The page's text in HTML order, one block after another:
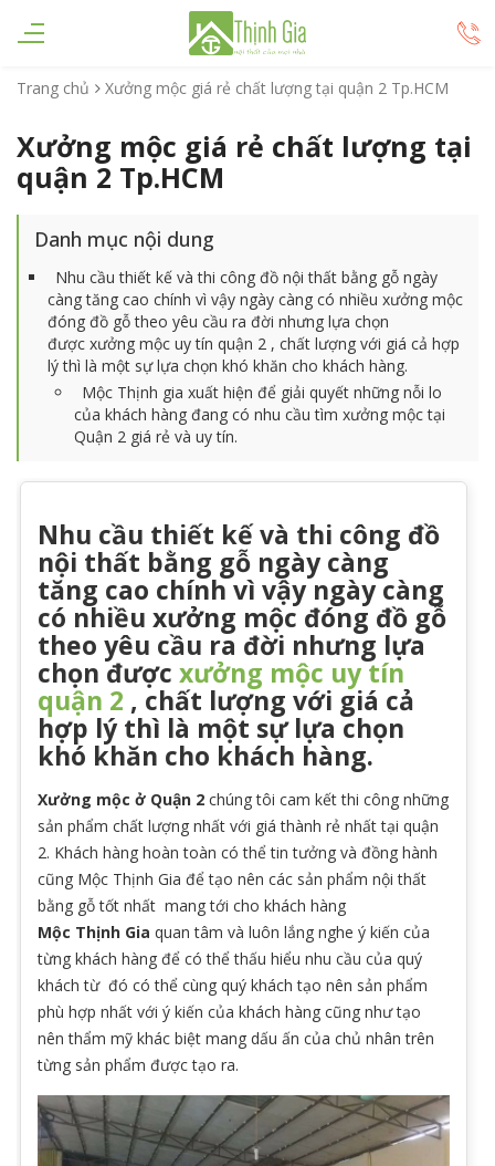
Trang chủ Xưởng mộc giá rẻ chất lượng tại quận 2 Tp.HCM
Xưởng mộc giá rẻ chất lượng tại
quận 2 Tp.HCM
Danh mục nội dung
Nhu cầu thiết kế và thi công đồ nội thất bằng gỗ ngày
càng tăng cao chính vì vậy ngày càng có nhiều xưởng mộc
đóng đồ gỗ theo yêu cầu ra đời nhưng lựa chọn
được xưởng mộc uy tín quận 2 , chất lượng với giá cả hợp
lý thì là một sự lựa chọn khó khăn cho khách hàng.
Mộc Thịnh gia xuất hiện để giải quyết những nỗi lo
của khách hàng đang có nhu cầu tìm xưởng mộc tại
Quận 2 giá rẻ và uy tín.
Nhu cầu thiết kế và thi công đồ
nội thất bằng gỗ ngày càng
tăng cao chính vì vậy ngày càng
có nhiều xưởng mộc đóng đồ gỗ
theo yêu cầu ra đời nhưng lựa
chọn được xưởng mộc uy tín
quận 2 , chất lượng với giá cả
hợp lý thì là một sự lựa chọn
khó khăn cho khách hàng.
Xưởng mộc ở Quận 2 chúng tôi cam kết thi công những
sản phẩm chất lượng nhất với giá thành rẻ nhất tại quận
2. Khách hàng hoàn toàn có thể tin tưởng và đồng hành
cũng Mộc Thịnh Gia để tạo nên các sản phẩm nội thất
bằng gỗ tốt nhất mang tới cho khách hàng
Mộc Thịnh Gia quan tâm và luôn lắng nghe ý kiến của
từng khách hàng để có thể thấu hiểu nhu cầu của quý
khách từ đó có thể cùng quý khách tạo nên sản phẩm
phù hợp nhất với ý kiến của khách hàng cũng như tạo
nên thẩm mỹ khác biệt mang dấu ấn của chủ nhân trên
từng sản phẩm được tạo ra.